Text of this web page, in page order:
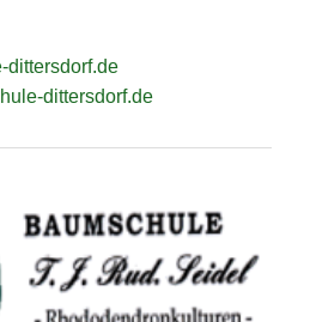
dittersdorf.de
dittersdorf.de